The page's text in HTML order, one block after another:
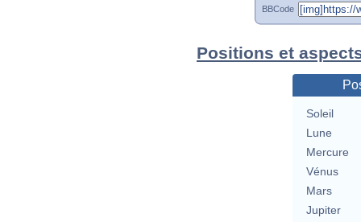
BBCode
Positions et
Soleil
Lune
Mercure
Vénus
Mars
Jupiter